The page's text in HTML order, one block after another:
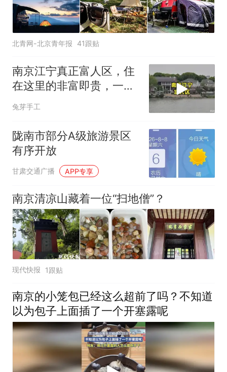
北青网-北京青年报 41跟贴
南京江宁真正富人区，住
在这里的非富即贵，一般
人很难想象！
兔芽手工
陇南市部分A级旅游景区
有序开放
甘肃交通广播 APP专享
南京清凉山藏着一位“扫地僧”？
现代快报 1跟贴
南京的小笼包已经这么超前了吗？不知道
以为包子上面插了一个开塞露呢